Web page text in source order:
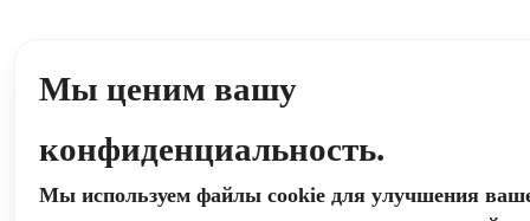
Мы ценим вашу
конфиденциальность.
Мы используем файлы cookie для улучшения